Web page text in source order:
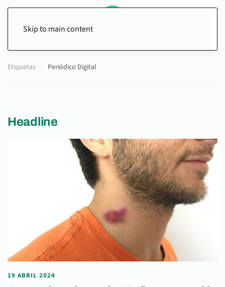
Skip to main content
Etiquetas Periódico Digital
Headline
19 ABRIL 2024